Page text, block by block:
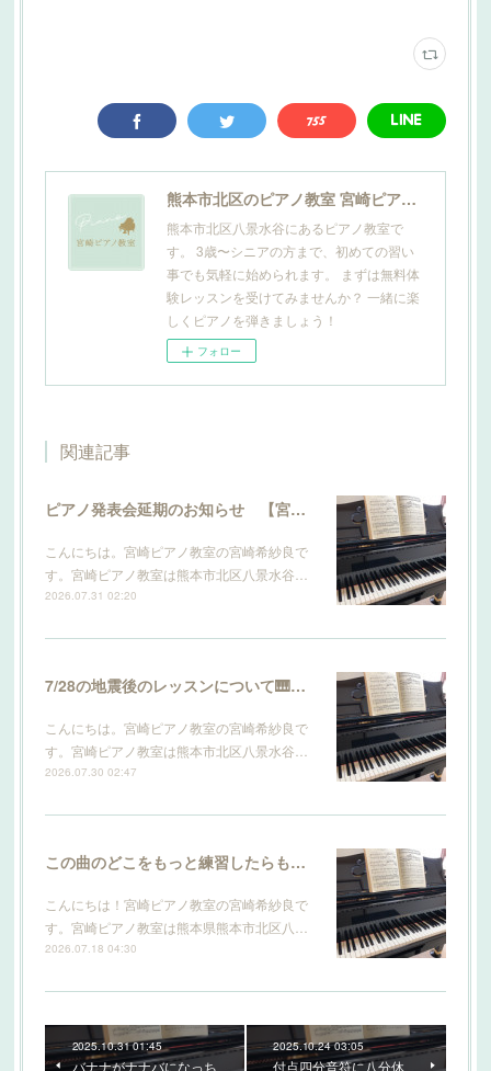
熊本市北区のピアノ教室 宮崎ピアノ教室
熊本市北区八景水谷にあるピアノ教室で
す。 3歳〜シニアの方まで、初めての習い
事でも気軽に始められます。 まずは無料体
験レッスンを受けてみませんか？ 一緒に楽
しくピアノを弾きましょう！
フォロー
関連記事
ピアノ発表会延期のお知らせ 【宮崎ピアノ教室】
こんにちは。宮崎ピアノ教室の宮崎希紗良で
す。宮崎ピアノ教室は熊本市北区八景水谷…
2026.07.31 02:20
7/28の地震後のレッスンについて🎹 【宮崎ピアノ教室】
こんにちは。宮崎ピアノ教室の宮崎希紗良で
す。宮崎ピアノ教室は熊本市北区八景水谷…
2026.07.30 02:47
この曲のどこをもっと練習したらもっと上手になりますか？ 【宮崎ピアノ教室】
こんにちは！宮崎ピアノ教室の宮崎希紗良で
す。宮崎ピアノ教室は熊本県熊本市北区八…
2026.07.18 04:30
2025.10.31 01:45
バナナがナナバになっち
2025.10.24 03:05
付点四分音符に八分休